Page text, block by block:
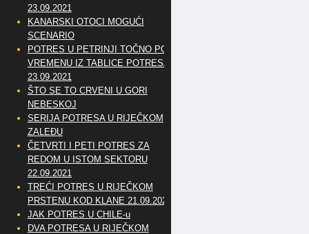
23.09.2021
KANARSKI OTOCI MOGUĆI
SCENARIO
POTRES U PETRINJI TOČNO PO
VREMENU IZ TABLICE POTRESA
23.09.2021
ŠTO SE TO CRVENI U GORI
NEBESKOJ
SERIJA POTRESA U RIJEČKOM
ZALEĐU
ČETVRTI I PETI POTRES ZA
REDOM U ISTOM SEKTORU
22.09.2021
TREĆI POTRES U RIJEČKOM
PRSTENU KOD KLANE 21.09.2021
JAK POTRES U CHILE-u
DVA POTRESA U RIJEČKOM